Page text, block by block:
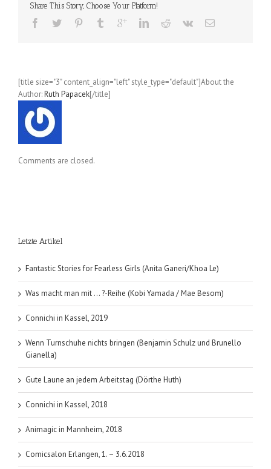
Share This Story, Choose Your Platform!
[title size="3" content_align="left" style_type="default"]About the
Author:Ruth Papacek[/title]
Comments are closed.
Letzte Artikel
Fantastic Stories for Fearless Girls (Anita Ganeri/Khoa Le)
Was macht man mit … ?-Reihe (Kobi Yamada / Mae Besom)
Connichi in Kassel, 2019
Wenn Turnschuhe nichts bringen (Benjamin Schulz und Brunello
Gianella)
Gute Laune an jedem Arbeitstag (Dörthe Huth)
Connichi in Kassel, 2018
Animagic in Mannheim, 2018
Comicsalon Erlangen, 1. – 3.6.2018